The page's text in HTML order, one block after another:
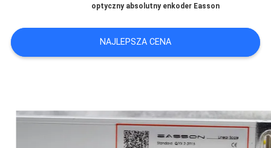
SITEMAP
optyczny absolutny enkoder Easson
NAJLEPSZA CENA